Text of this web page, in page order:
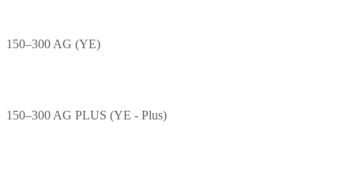
150–300 AG (YE)
150–300 AG PLUS (YE - Plus)